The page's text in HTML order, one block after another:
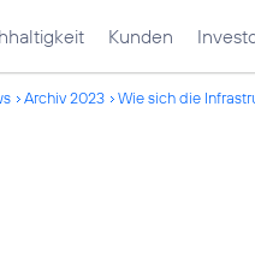
Kunden
Archiv 2023 Wie sich die